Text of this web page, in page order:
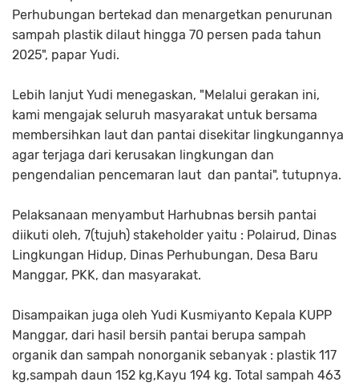
Perhubungan bertekad dan menargetkan penurunan
sampah plastik dilaut hingga 70 persen pada tahun
2025", papar Yudi.
Lebih lanjut Yudi menegaskan, "Melalui gerakan ini,
kami mengajak seluruh masyarakat untuk bersama
membersihkan laut dan pantai disekitar lingkungannya
agar terjaga dari kerusakan lingkungan dan
pengendalian pencemaran laut dan pantai", tutupnya.
Pelaksanaan menyambut Harhubnas bersih pantai
diikuti oleh, 7(tujuh) stakeholder yaitu : Polairud, Dinas
Lingkungan Hidup, Dinas Perhubungan, Desa Baru
Manggar, PKK, dan masyarakat.
Disampaikan juga oleh Yudi Kusmiyanto Kepala KUPP
Manggar, dari hasil bersih pantai berupa sampah
organik dan sampah nonorganik sebanyak : plastik 117
kg,sampah daun 152 kg,Kayu 194 kg. Total sampah 463